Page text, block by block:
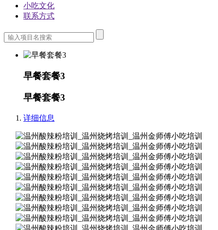
小吃文化
联系方式
早餐套餐3
早餐套餐3
详细信息